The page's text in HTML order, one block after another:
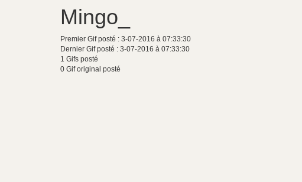
Mingo_
Premier Gif posté : 3-07-2016 à 07:33:30
Dernier Gif posté : 3-07-2016 à 07:33:30
1 Gifs posté
0 Gif original posté